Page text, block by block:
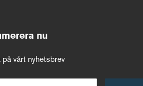
nu
på vårt nyhetsbrev